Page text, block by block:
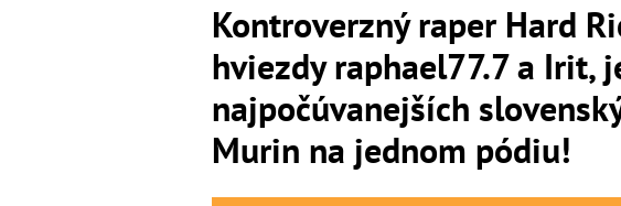
Kontroverzný raper Hard
hviezdy raphael77.7 a Irit,
najpočúvanejších
Murin na jednom pódiu!